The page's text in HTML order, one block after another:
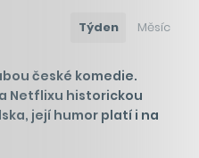
Týden Měsíc
české komedie.
Netflixu historickou
její humor platí i na